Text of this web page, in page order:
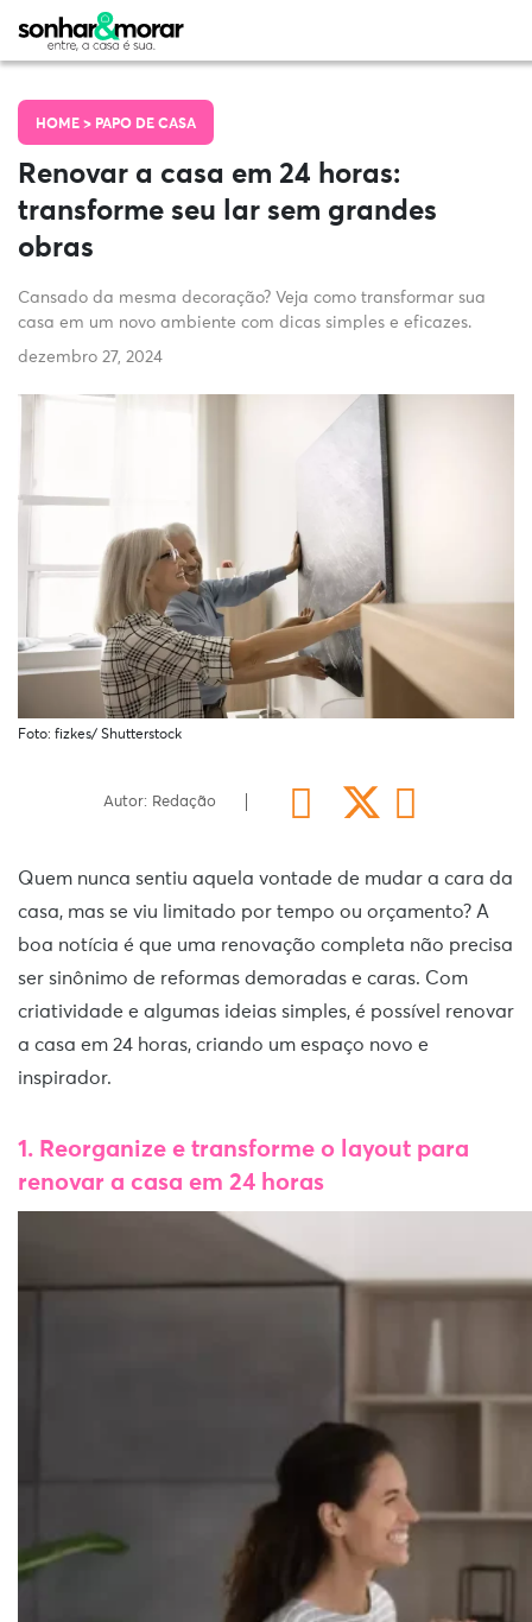
HOME > PAPO DE CASA
Renovar a casa em 24 horas:
transforme seu lar sem grandes
obras
Cansado da mesma decoração? Veja como transformar sua
casa em um novo ambiente com dicas simples e eficazes.
dezembro 27, 2024
Foto: fizkes/ Shutterstock
Autor: Redação
Quem nunca sentiu aquela vontade de mudar a cara da
casa, mas se viu limitado por tempo ou orçamento? A
boa notícia é que uma renovação completa não precisa
ser sinônimo de reformas demoradas e caras. Com
criatividade e algumas ideias simples, é possível renovar
a casa em 24 horas, criando um espaço novo e
inspirador.
1. Reorganize e transforme o layout para
renovar a casa em 24 horas